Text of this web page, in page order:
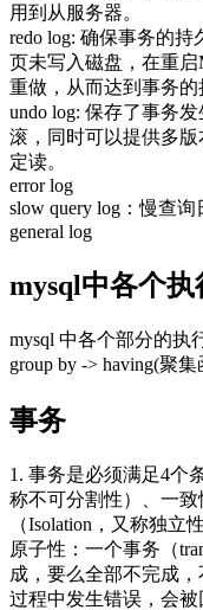
用到从服务器。
redo log: 确保事务的
页未写入磁盘，在重启
重做，从而达到事务的
undo log: 保存了事务
滚，同时可以提供多
定读。
error log
slow query log：慢查询
general log
mysql中各个执
mysql 中各个部分的执
group by -> having(聚
事务
1. 事务是必须满足4个
称不可分割性）、一致
（Isolation，又称独立
原子性：一个事务（
成，要么全部不完成
过程中发生错误，会